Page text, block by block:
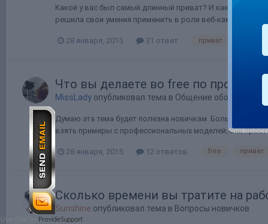
Какой у вас был самый длинный приват? И как часто
решила свои умения применить в роли веб-кам модели.
28 января, 2015 31 ответ приват
Что вы делаете во free по
MissLady опубликовал тема в Общение обо всём
Думаю эта тема будет полезна новичкам. Большинство
взять примеры с профессиональных моделей, они
28 января, 2015 12 ответов free приват
Сколько времени вы тратите на
Sunshine опубликовал тема в Вопросы новичков